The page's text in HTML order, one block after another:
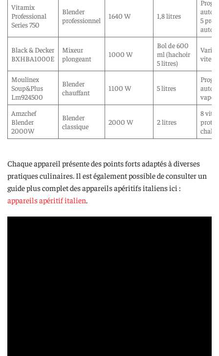
Vitamix
Professional
Series 750
Blender
professionnel
1640 W 1,8 litres
auto-
5
auto
Black & Decker
BXHBA1000E
Mixeur
plongeant
1000 W
Bol de 600
ml (hachoir
5 litres)
Moulinex
Soup&Plus
Lm924500
Blender
chauffant
1100 W 5 litres
auto,
Amzchef
Blender
2000W
Blender
classique
2000 W 2 litres
8
Chaque appareil présente des points forts adaptés à diverses
pratiques culinaires. Il est également possible de consulter un
guide plus complet des appareils apéritifs italiens ici :
appareils apéritif italien.